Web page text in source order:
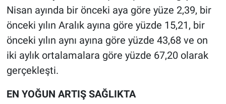
Nisan ayında bir önceki aya göre yüze 2,39, bir
önceki yılın Aralık ayına göre yüzde 15,21, bir
önceki yılın aynı ayına göre yüzde 43,68 ve on
iki aylık ortalamalara göre yüzde 67,20 olarak
gerçekleşti.
EN YOĞUN ARTIŞ SAĞLIKTA